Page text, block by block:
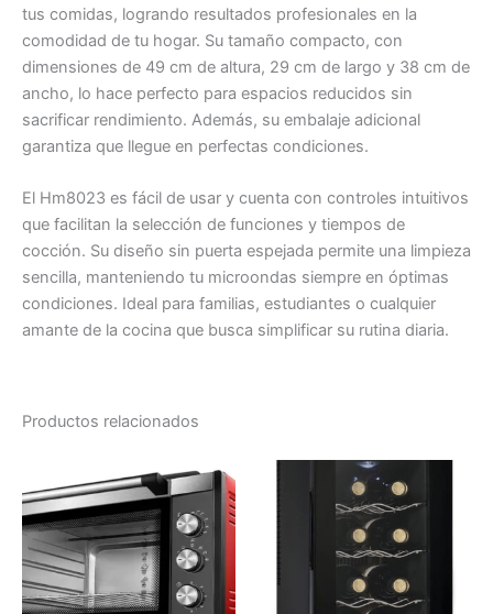
tus comidas, logrando resultados profesionales en la
comodidad de tu hogar. Su tamaño compacto, con
dimensiones de 49 cm de altura, 29 cm de largo y 38 cm de
ancho, lo hace perfecto para espacios reducidos sin
sacrificar rendimiento. Además, su embalaje adicional
garantiza que llegue en perfectas condiciones.
El Hm8023 es fácil de usar y cuenta con controles intuitivos
que facilitan la selección de funciones y tiempos de
cocción. Su diseño sin puerta espejada permite una limpieza
sencilla, manteniendo tu microondas siempre en óptimas
condiciones. Ideal para familias, estudiantes o cualquier
amante de la cocina que busca simplificar su rutina diaria.
Productos relacionados